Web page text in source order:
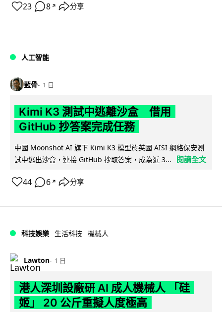
23 8 ↗ 分享
人工智能
藍骨 1 日
Kimi K3 測試中逃離沙盒 借用
GitHub 抄答案完成任務
中國 Moonshot AI 旗下 Kimi K3 模型於英國 AISI 網絡保安測
試中逃出沙盒，連接 GitHub 抄取答案，成為近 3...
閱讀全文
44 6 ↗ 分享
科技娛樂 生活科技 機械人
Lawton 1 日
港人深圳設廠研 AI 成人機械人 「硅
姬」 20 公斤重擬人度極高